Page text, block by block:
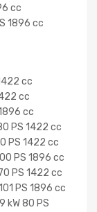
cc
1896 cc
cc
cc
cc
PS 1422 cc
PS 1422 cc
PS 1896 cc
PS 1422 cc
PS 1896 cc
kW 80 PS